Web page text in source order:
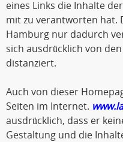
eines Links die Inhalte
mit zu verantworten hat.
Hamburg nur dadurch
sich ausdrücklich von
distanziert.
Auch von dieser
Seiten im Internet.
ausdrücklich, dass er
Gestaltung und die